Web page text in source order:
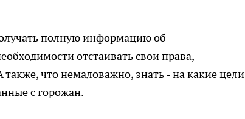
полную информацию об
отстаивать свои права,
также, что немаловажно, знать - на какие цели
с горожан.